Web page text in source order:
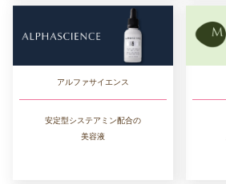
アルファサイエンス
安定型システアミン配合の
美容液